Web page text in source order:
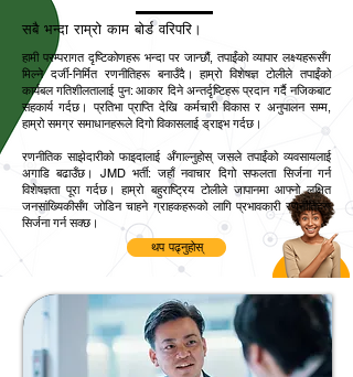
सबै भन्दा राम्रो काम बोर्ड वरिपरि।
हामी परम्परागत दृष्टिकोणहरू भन्दा पर जान्छौं, तपाईंको व्यापार लक्ष्यहरूसँग
मिल्ने दर्जी-निर्मित रणनीतिहरू बनाउँदै। हाम्रो विशेषज्ञ टोलीले तपाईंको
कार्यबल गतिशीलतालाई पुन: आकार दिने अन्तर्दृष्टिहरू प्रदान गर्दै नजिकबाट
सहकार्य गर्दछ। प्रतिभा प्राप्ति देखि कर्मचारी विकास र अनुपालन सम्म,
हाम्रो समग्र समाधानहरूले दिगो विकासलाई ड्राइभ गर्दछ।
रणनीतिक साझेदारीको फाइदालाई अँगाल्नुहोस् जसले तपाईंको व्यवसायलाई
अगाडि बढाउँछ। JMD भर्ती: जहाँ नवाचार दिगो सफलता सिर्जना गर्न
विशेषज्ञता पूरा गर्दछ। हाम्रो बहुराष्ट्रिय टोलीले जापानमा आफ्नो लक्षित
जनसांख्यिकीसँग जोडिन चाहने ग्राहकहरूको लागि प्रभावकारी रणनीतिहरू
सिर्जना गर्न सक्छ।
थप पढ्नुहोस्